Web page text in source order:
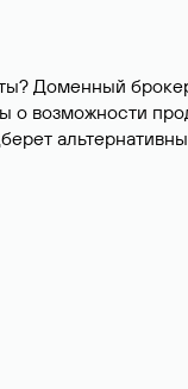
Доменный
о возможности